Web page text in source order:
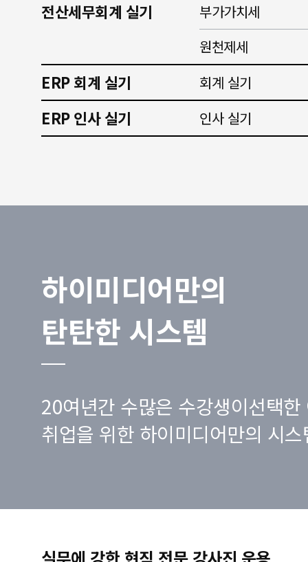
전산세무회계 실기
부가가치세
원천제세
ERP 회계 실기 회계 실기
ERP 인사 실기 인사 실기
하이미디어만의
탄탄한 시스템
20여년간 수많은 수강생이선택한
취업을 위한 하이미디어만의 시
실무에 강한 현직 전문 강사진 운용